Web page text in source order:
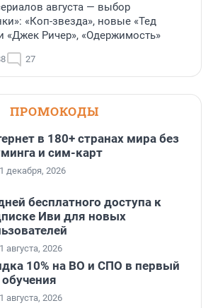
августа — выбор
«Коп-звезда», новые «Тед
«Джек Ричер», «Одержимость»
27
ПРОМОКОДЫ
в 180+ странах мира без
и сим-карт
декабря, 2026
бесплатного доступа к
Иви для новых
августа, 2026
10% на ВО и СПО в первый
обучения
августа, 2026